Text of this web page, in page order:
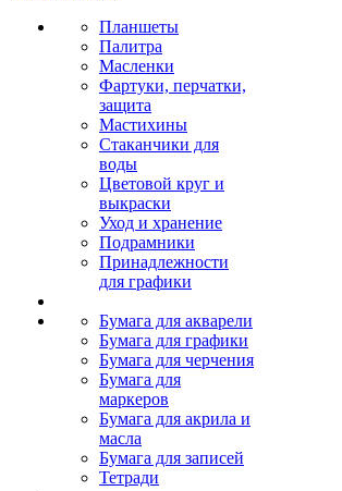
Планшеты
Палитра
Масленки
Фартуки, перчатки,
защита
Мастихины
Стаканчики для
воды
Цветовой круг и
выкраски
Уход и хранение
Подрамники
Принадлежности
для графики
Бумага для акварели
Бумага для графики
Бумага для черчения
Бумага для
маркеров
Бумага для акрила и
масла
Бумага для записей
Тетради